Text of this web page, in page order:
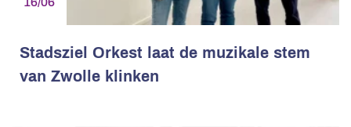
Stadsziel Orkest laat de muzikale stem
van Zwolle klinken